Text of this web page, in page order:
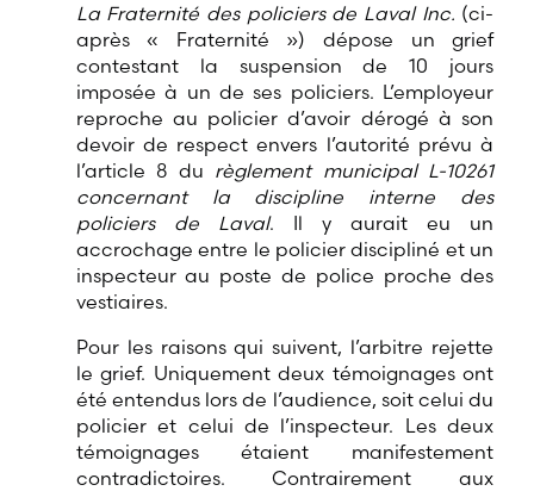
La Fraternité des policiers de Laval Inc. (ci-
après « Fraternité ») dépose un grief
contestant la suspension de 10 jours
imposée à un de ses policiers. L’employeur
reproche au policier d’avoir dérogé à son
devoir de respect envers l’autorité prévu à
l’article 8 du règlement municipal L-10261
concernant la discipline interne des
policiers de Laval. Il y aurait eu un
accrochage entre le policier discipliné et un
inspecteur au poste de police proche des
vestiaires.
Pour les raisons qui suivent, l’arbitre rejette
le grief. Uniquement deux témoignages ont
été entendus lors de l’audience, soit celui du
policier et celui de l’inspecteur. Les deux
témoignages étaient manifestement
contradictoires. Contrairement aux